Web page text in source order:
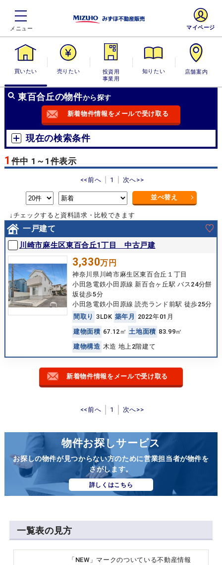
買いたい 売りたい
投資用・事業
用
知りたい 店舗案内
マイページ
東百合丘の物件から探す
新着物件情報をメールで受け取る
現在の検索条件
1 件中 1～1件表示
<<前へ 1 次へ>>
並べ替え
↓チェックすると資料請求・比較できます
一戸建て
川崎市麻生区東百合丘1丁目 中古戸建
3,330万円
神奈川県川崎市麻生区東百合丘１丁目
小田急電鉄小田原線 新百合ヶ丘駅 バス24分餅
坂徒歩5分
小田急電鉄小田原線 読売ランド前駅 徒歩25分
間 取 り 3LDK 築年 月
2022年01月
建物面積 67.12㎡ 土地面積 83.99㎡
建物構造 木造 地上2階建て
新着物件情報をメールで受け取る
<<前へ 1 次へ>>
物件お探しサービス
お探しの物件が見つからない方のために営業担当者が物件を
さがします。
詳しくはこちら
一覧表の見方
「NEW」マークのついている不動産情報